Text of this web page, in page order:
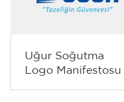
Uğur Soğutma
Logo Manifestosu